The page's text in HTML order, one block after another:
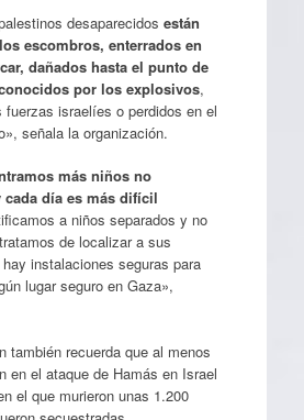
desaparecidos están
escombros, enterrados en
dañados hasta el punto de
por los explosivos,
fuerzas israelíes o perdidos en el
señala la organización.
más niños no
cada día es más difícil
a niños separados y no
de localizar a sus
instalaciones seguras para
lugar seguro en Gaza»,
también recuerda que al menos
en el ataque de Hamás en Israel
el que murieron unas 1.200